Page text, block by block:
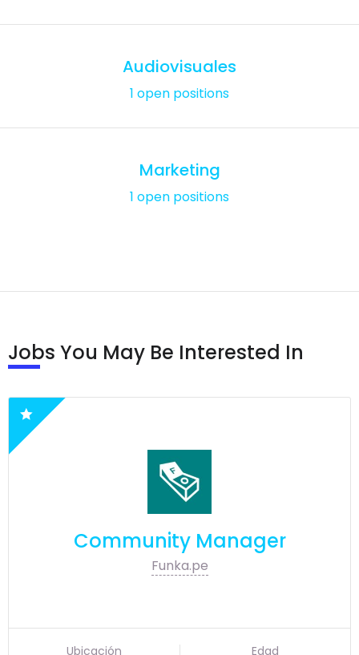
Audiovisuales
1 open positions
Marketing
1 open positions
Jobs You May Be Interested In
Community Manager
Funka.pe
Ubicación Edad